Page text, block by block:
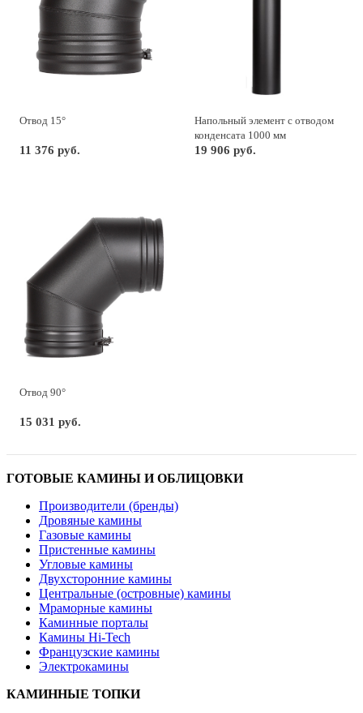
Отвод 15°
11 376 руб.
Напольный элемент с отводом
конденсата 1000 мм
19 906 руб.
Отвод 90°
15 031 руб.
ГОТОВЫЕ КАМИНЫ И ОБЛИЦОВКИ
Производители (бренды)
Дровяные камины
Газовые камины
Пристенные камины
Угловые камины
Двухсторонние камины
Центральные (островные) камины
Мраморные камины
Каминные порталы
Камины Hi-Tech
Французские камины
Электрокамины
КАМИННЫЕ ТОПКИ